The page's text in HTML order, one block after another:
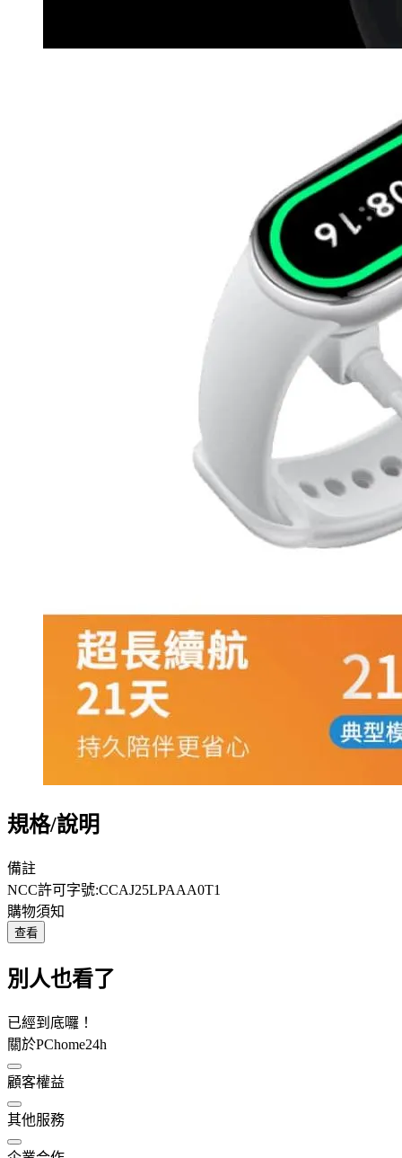
規格/說明
備註
NCC許可字號:CCAJ25LPAAA0T1
購物須知
查看
別人也看了
已經到底囉！
關於PChome24h
顧客權益
其他服務